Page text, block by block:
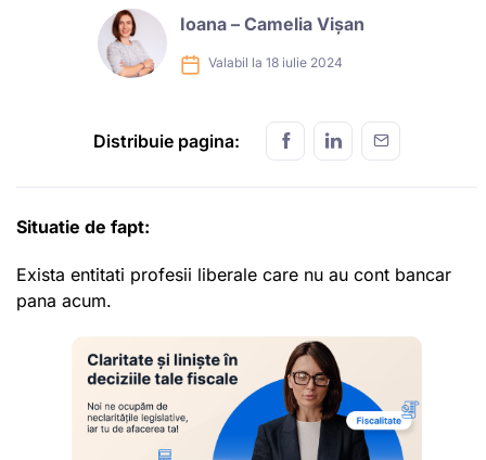
Ioana – Camelia Vișan
Valabil la 18 iulie 2024
Distribuie pagina:
Situatie de fapt:
Exista entitati profesii liberale care nu au cont bancar
pana acum.